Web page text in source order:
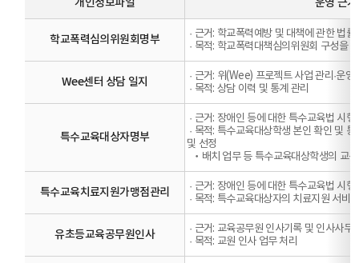
학교폭력심의위원회명부 · 근거: 학교폭력예방 및 대책에 관한 법률
· 목적: 학교폭력대책심의위원회 구성을
Wee센터 상담 일지 · 근거: 위(Wee) 프로젝트 사업 관리·운
· 목적: 상담 이력 및 통계 관리
특수교육대상자명부
· 근거: 장애인 등에 대한 특수교육법 시
· 목적: 특수교육대상학생 본인 확인 및
및 선정
‧ 배치 업무 등 특수교육대상학생의 교
특수교육치료지원가맹점관리 · 근거: 장애인 등에 대한 특수교육법 시
· 목적: 특수교육대상자의 치료지원 서비
유초등교육공무원인사 · 근거: 교육공무원 인사기록 및 인사사무
· 목적: 교원 인사 업무 처리